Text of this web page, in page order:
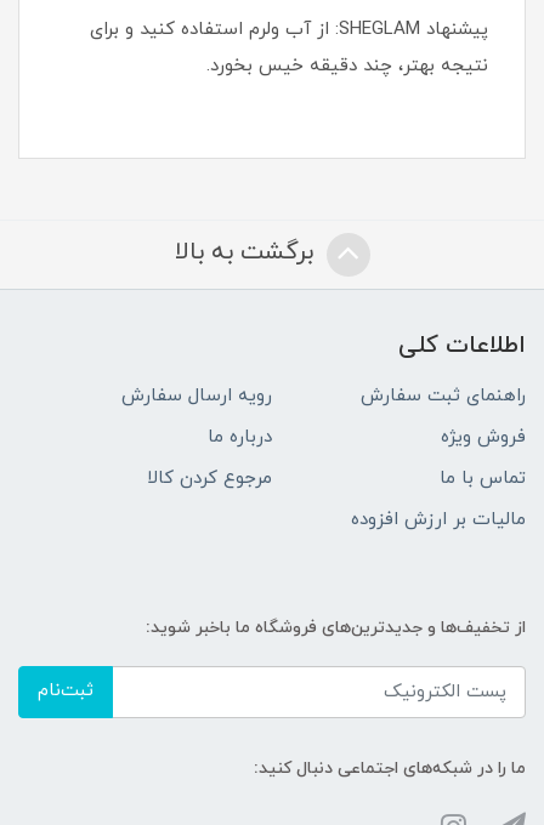
پیشنهاد SHEGLAM: از آب ولرم استفاده کنید و برای
نتیجه بهتر، چند دقیقه خیس بخورد.
برگشت به بالا
اطلاعات کلی
راهنمای ثبت سفارش
رویه ارسال سفارش
فروش ویژه
درباره ما
تماس با ما
مرجوع کردن کالا
مالیات بر ارزش افزوده
از تخفیف‌ها و جدیدترین‌های فروشگاه ما باخبر شوید:
ثبت‌نام
ما را در شبکه‌های اجتماعی دنبال کنید: